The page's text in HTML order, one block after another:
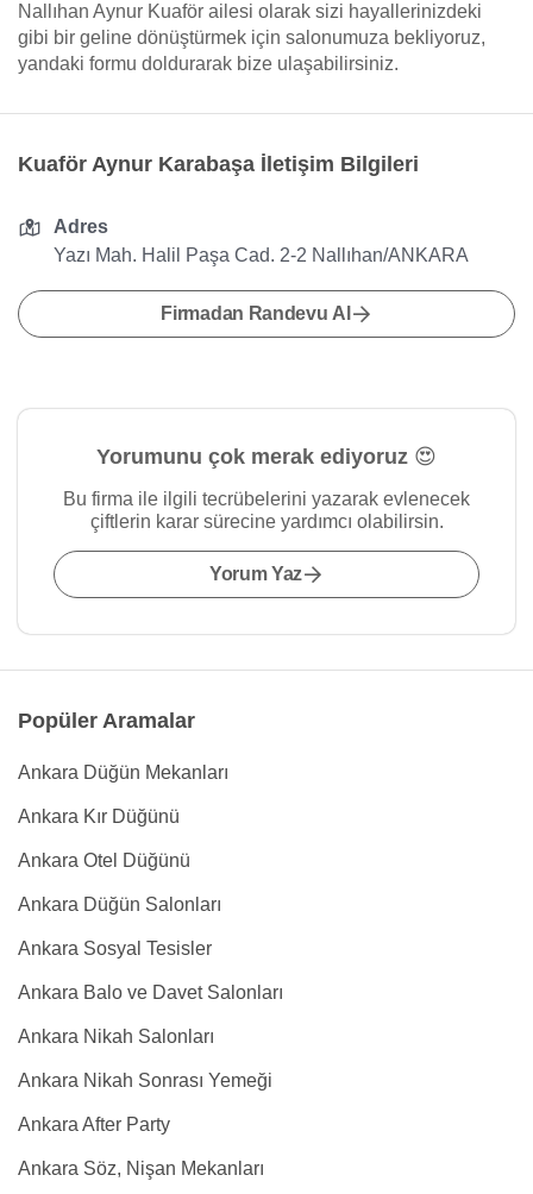
Nallıhan Aynur Kuaför ailesi olarak sizi hayallerinizdeki
gibi bir geline dönüştürmek için salonumuza bekliyoruz,
yandaki formu doldurarak bize ulaşabilirsiniz.
Kuaför Aynur Karabaşa İletişim Bilgileri
Adres
Yazı Mah. Halil Paşa Cad. 2-2 Nallıhan/ANKARA
Firmadan Randevu Al
Yorumunu çok merak ediyoruz 😍
Bu firma ile ilgili tecrübelerini yazarak evlenecek
çiftlerin karar sürecine yardımcı olabilirsin.
Yorum Yaz
Popüler Aramalar
Ankara Düğün Mekanları
Ankara Kır Düğünü
Ankara Otel Düğünü
Ankara Düğün Salonları
Ankara Sosyal Tesisler
Ankara Balo ve Davet Salonları
Ankara Nikah Salonları
Ankara Nikah Sonrası Yemeği
Ankara After Party
Ankara Söz, Nişan Mekanları